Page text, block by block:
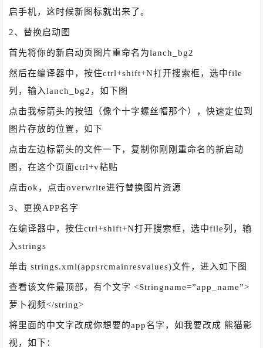
启手机，这时候新图标就出来了。
2、替换启动图
首先将你的新启动页图片重命名为lanch_bg2
然后在编译器中，按住ctrl+shift+N打开搜索框，选中file
列，输入lanch_bg2，如下图
点击我标箭头的按钮（像个十字螺丝帽那个），快速定位到
图片存放的位置，如下
点击左边标箭头的文件一下，复制你刚刚重命名的新启动
图，在这个页面ctrl+v粘贴
点击ok，点击overwrite进行替换图片资源
3、更换APP名字
在编译器中，按住ctrl+shift+N打开搜索框，选中file列，输
入strings
单击 strings.xml(appsrcmainresvalues)文件，进入如下图
查看该文件最顶部，有个文字 <Stringname=”app_name”>
萝卜视频</string>
将里面的中文字改成你想要的app名字，如我要改成 熊猫影
视，如下：